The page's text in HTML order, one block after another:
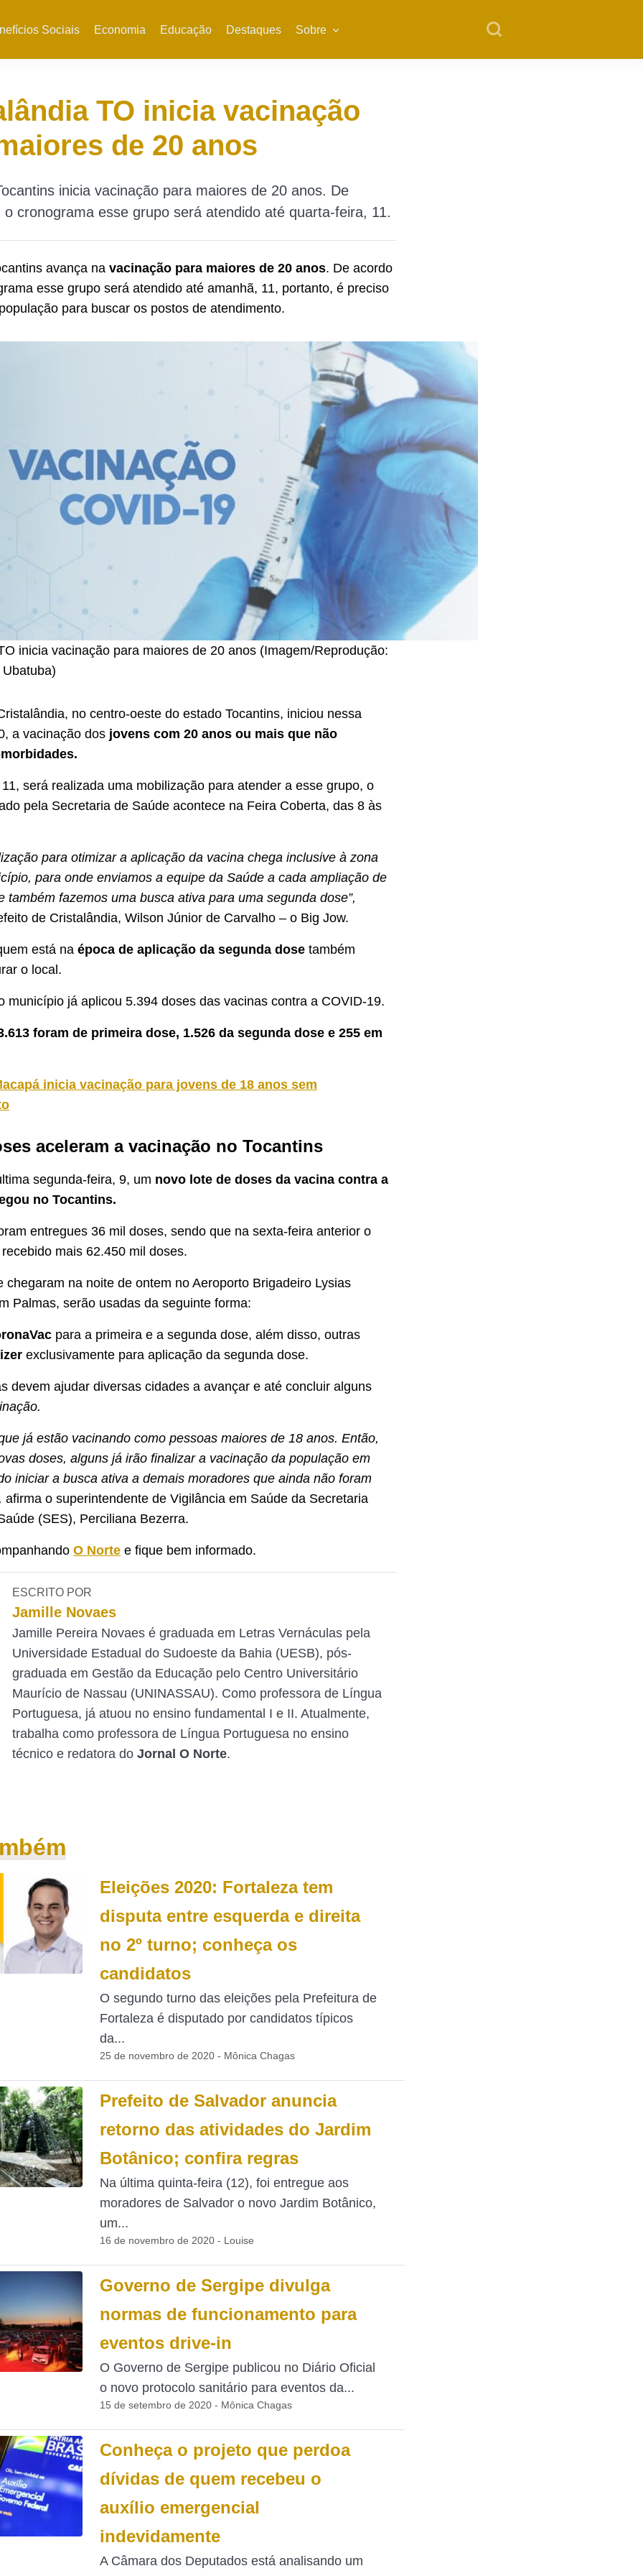
Sociais Economia Educação Destaques Sobre
TO inicia vacinação
de 20 anos
inicia vacinação para maiores de 20 anos. De
o cronograma esse grupo será atendido até quarta-feira, 11.
avança na vacinação para maiores de 20 anos. De acordo
esse grupo será atendido até amanhã, 11, portanto, é preciso
para buscar os postos de atendimento.
inicia vacinação para maiores de 20 anos (Imagem/Reprodução:
no centro-oeste do estado Tocantins, iniciou nessa
a vacinação dos jovens com 20 anos ou mais que não
será realizada uma mobilização para atender a esse grupo, o
pela Secretaria de Saúde acontece na Feira Coberta, das 8 às
para otimizar a aplicação da vacina chega inclusive à zona
para onde enviamos a equipe da Saúde a cada ampliação de
também fazemos uma busca ativa para uma segunda dose”,
de Cristalândia, Wilson Júnior de Carvalho – o Big Jow.
está na época de aplicação da segunda dose também
o local.
município já aplicou 5.394 doses das vacinas contra a COVID-19.
foram de primeira dose, 1.526 da segunda dose e 255 em
inicia vacinação para jovens de 18 anos sem
aceleram a vacinação no Tocantins
segunda-feira, 9, um novo lote de doses da vacina contra a
no Tocantins.
entregues 36 mil doses, sendo que na sexta-feira anterior o
mais 62.450 mil doses.
chegaram na noite de ontem no Aeroporto Brigadeiro Lysias
Palmas, serão usadas da seguinte forma:
para a primeira e a segunda dose, além disso, outras
exclusivamente para aplicação da segunda dose.
devem ajudar diversas cidades a avançar e até concluir alguns
já estão vacinando como pessoas maiores de 18 anos. Então,
doses, alguns já irão finalizar a vacinação da população em
iniciar a busca ativa a demais moradores que ainda não foram
afirma o superintendente de Vigilância em Saúde da Secretaria
(SES), Perciliana Bezerra.
O Norte e fique bem informado.
ESCRITO POR
Jamille Novaes
Jamille Pereira Novaes é graduada em Letras Vernáculas pela
Universidade Estadual do Sudoeste da Bahia (UESB), pós-
graduada em Gestão da Educação pelo Centro Universitário
Maurício de Nassau (UNINASSAU). Como professora de Língua
Portuguesa, já atuou no ensino fundamental I e II. Atualmente,
trabalha como professora de Língua Portuguesa no ensino
técnico e redatora doJornal O Norte.
Eleições 2020: Fortaleza tem
disputa entre esquerda e direita
no 2º turno; conheça os
candidatos
O segundo turno das eleições pela Prefeitura de
Fortaleza é disputado por candidatos típicos
da...
25 de novembro de 2020 - Mônica Chagas
Prefeito de Salvador anuncia
retorno das atividades do Jardim
Botânico; confira regras
Na última quinta-feira (12), foi entregue aos
moradores de Salvador o novo Jardim Botânico,
um...
16 de novembro de 2020 - Louise
Governo de Sergipe divulga
normas de funcionamento para
eventos drive-in
O Governo de Sergipe publicou no Diário Oficial
o novo protocolo sanitário para eventos da...
15 de setembro de 2020 - Mônica Chagas
Conheça o projeto que perdoa
dívidas de quem recebeu o
auxílio emergencial
indevidamente
A Câmara dos Deputados está analisando um